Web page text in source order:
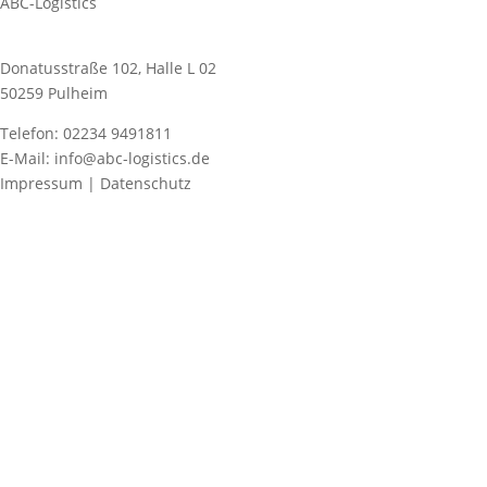
Donatusstraße 102, Halle L 02
50259 Pulheim
Telefon: 02234 9491811
E-Mail: info@abc-logistics.de
Impressum | Datenschutz